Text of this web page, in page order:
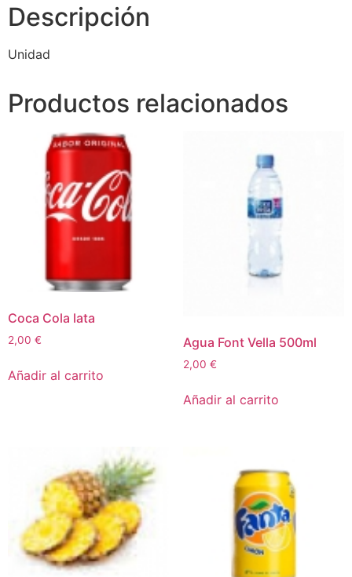
Descripción
Unidad
Productos relacionados
Coca Cola lata
2,00 €
Añadir al carrito
Agua Font Vella 500ml
2,00 €
Añadir al carrito